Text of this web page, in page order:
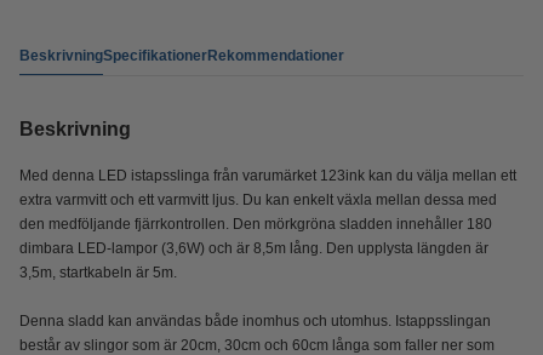
BeskrivningSpecifikationerRekommendationer
Beskrivning
Med denna LED istapsslinga från varumärket 123ink kan du välja mellan ett
extra varmvitt och ett varmvitt ljus. Du kan enkelt växla mellan dessa med
den medföljande fjärrkontrollen. Den mörkgröna sladden innehåller 180
dimbara LED-lampor (3,6W) och är 8,5m lång. Den upplysta längden är
3,5m, startkabeln är 5m.
Denna sladd kan användas både inomhus och utomhus. Istappsslingan
består av slingor som är 20cm, 30cm och 60cm långa som faller ner som